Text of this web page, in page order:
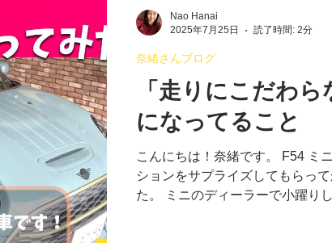
「走りにこだわ
になってること
こんにちは！奈緒です。 F54 ミ
ションをサプライズしてもらっ
た。 ミニのディーラーで小躍り
奈緒さんブログ
Nao Hanai
2025年7月25日
読了時間: 2分